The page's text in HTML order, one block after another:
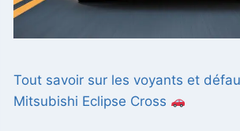
Tout savoir sur les voyants et
Mitsubishi Eclipse Cross